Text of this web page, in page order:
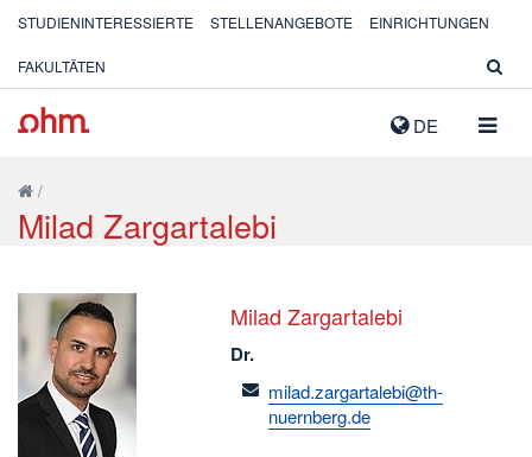
DE
STUDIENINTERESSIERTE STELLENANGEBOTE EINRICHTUNGEN
FAKULTÄTEN
/
Milad Zargartalebi
Milad Zargartalebi
Dr.
email
milad.zargartalebi@th-
nuernberg.de